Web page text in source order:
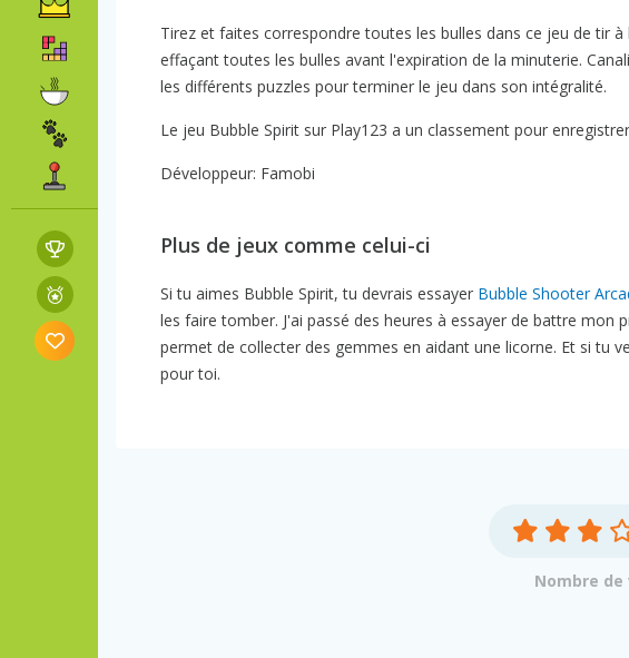
Tirez et faites correspondre toutes les bulles dans ce jeu de tir
effaçant toutes les bulles avant l'expiration de la minuterie.
les différents puzzles pour terminer le jeu dans son intégralité.
Le jeu Bubble Spirit sur Play123 a un classement pour
Développeur: Famobi
Plus de jeux comme celui-ci
Si tu aimes Bubble Spirit, tu devrais essayer Bubble Shooter
les faire tomber. J'ai passé des heures à essayer de battre mon
permet de collecter des gemmes en aidant une licorne. Et si tu
pour toi.
Nombre de